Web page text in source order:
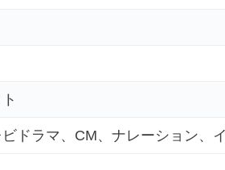
ドラマ、CM、ナレーション、